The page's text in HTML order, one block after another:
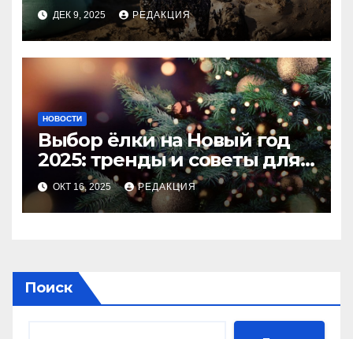
ДЕК 9, 2025 РЕДАКЦИЯ
НОВОСТИ
Выбор ёлки на Новый год
2025: тренды и советы для
идеального праздника
ОКТ 16, 2025 РЕДАКЦИЯ
Поиск